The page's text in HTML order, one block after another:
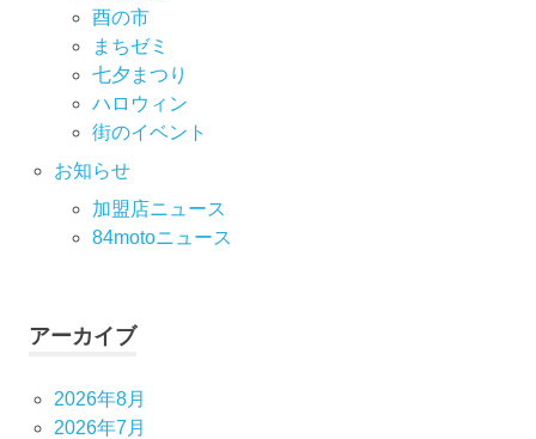
酉の市
まちゼミ
七⼣まつり
ハロウィン
街のイベント
お知らせ
加盟店ニュース
84motoニュース
アーカイブ
2026年8月
2026年7月